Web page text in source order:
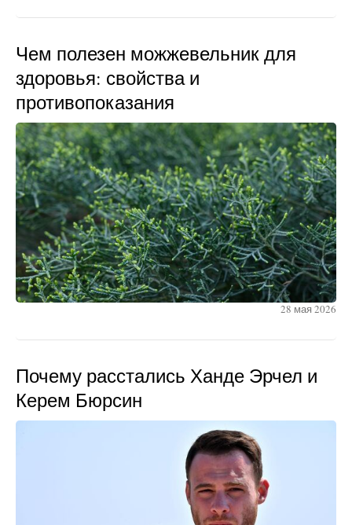
Чем полезен можжевельник для
здоровья: свойства и
противопоказания
28 мая 2026
Почему расстались Ханде Эрчел и
Керем Бюрсин